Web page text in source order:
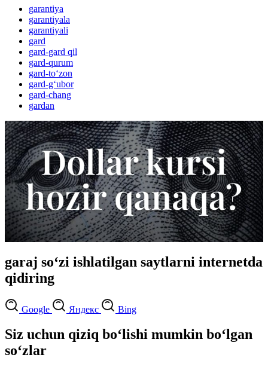
garantiya
garantiyala
garantiyali
gard
gard-gard qil
gard-qurum
gard-to‘zon
gard-g‘ubor
gard-chang
gardan
garaj so‘zi ishlatilgan saytlarni internetda
qidiring
Google Яндекс Bing
Siz uchun qiziq bo‘lishi mumkin bo‘lgan
so‘zlar